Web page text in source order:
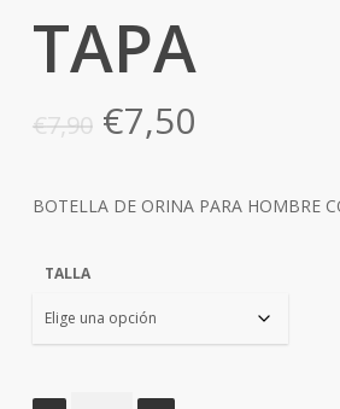
TAPA
€7,90 El
precio
original
era:
€7,50El
actual
es:
BOTELLA DE ORINA PARA HOMBRE
TALLA